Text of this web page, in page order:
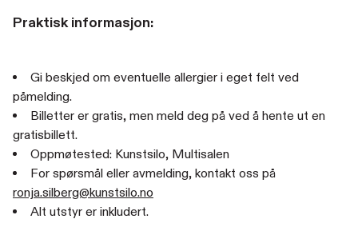
Praktisk informasjon:
Gi beskjed om eventuelle allergier i eget felt ved
påmelding.
Billetter er gratis, men meld deg på ved å hente ut en
gratisbillett.
Oppmøtested: Kunstsilo, Multisalen
For spørsmål eller avmelding, kontakt oss på
ronja.silberg@kunstsilo.no
Alt utstyr er inkludert.